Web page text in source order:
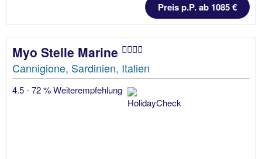
Preis p.P. ab 1085 €
Myo Stelle Marine
Cannigione, Sardinien, Italien
4.5 - 72 % Weiterempfehlung